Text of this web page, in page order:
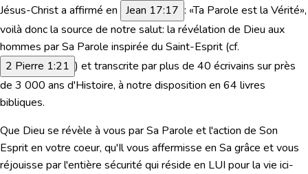
Jésus-Christ a affirmé en Jean 17:17 : «Ta Parole est la Vérité»,
voilà donc la source de notre salut: la révélation de Dieu aux
hommes par Sa Parole inspirée du Saint-Esprit (cf.
2 Pierre 1:21 ) et transcrite par plus de 40 écrivains sur près
de 3 000 ans d'Histoire, à notre disposition en 64 livres
bibliques.
Que Dieu se révèle à vous par Sa Parole et l'action de Son
Esprit en votre coeur, qu'Il vous affermisse en Sa grâce et vous
réjouisse par l'entière sécurité qui réside en LUI pour la vie ici-